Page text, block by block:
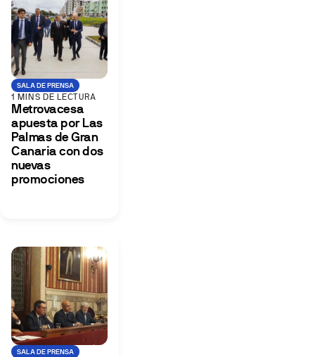
SALA DE PRENSA
1 MINS DE LECTURA
Metrovacesa
apuesta por Las
Palmas de Gran
Canaria con dos
nuevas
promociones
SALA DE PRENSA